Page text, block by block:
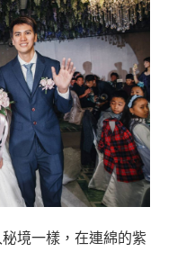
境一樣，在連綿的紫